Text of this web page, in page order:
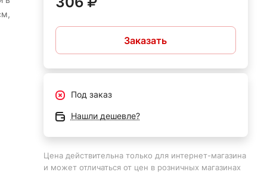
Заказать
Под заказ
Нашли дешевле?
Цена действительна только для интернет-магазина
и может отличаться от цен в розничных магазинах